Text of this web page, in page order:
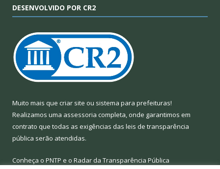
DESENVOLVIDO POR CR2
Muito mais que criar site ou sistema para prefeituras!
Realizamos uma assessoria completa, onde garantimos em
contrato que todas as exigências das leis de transparência
pública serão atendidas.
Conheça o PNTP e o Radar da Transparência Pública